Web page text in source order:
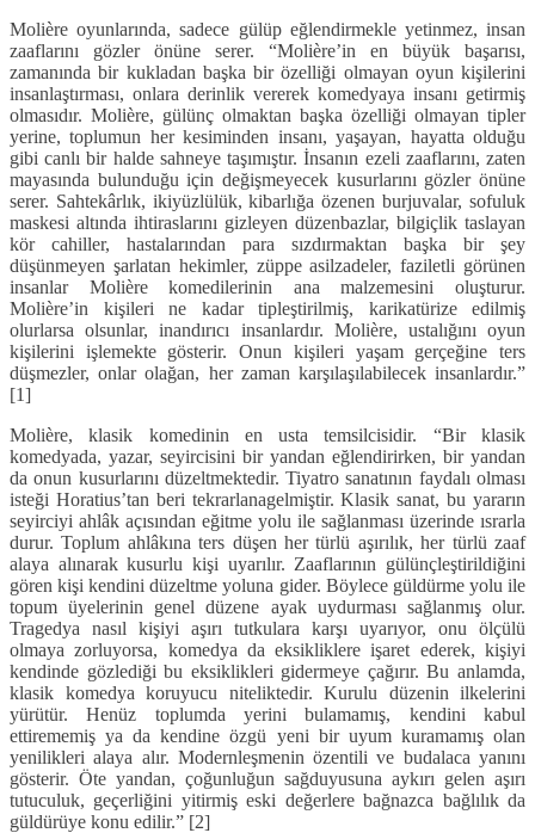
Molière oyunlarında, sadece gülüp eğlendirmekle yetinmez, insan
zaaflarını gözler önüne serer. “Molière’in en büyük başarısı,
zamanında bir kukladan başka bir özelliği olmayan oyun kişilerini
insanlaştırması, onlara derinlik vererek komedyaya insanı getirmiş
olmasıdır. Molière, gülünç olmaktan başka özelliği olmayan tipler
yerine, toplumun her kesiminden insanı, yaşayan, hayatta olduğu
gibi canlı bir halde sahneye taşımıştır. İnsanın ezeli zaaflarını, zaten
mayasında bulunduğu için değişmeyecek kusurlarını gözler önüne
serer. Sahtekârlık, ikiyüzlülük, kibarlığa özenen burjuvalar, sofuluk
maskesi altında ihtiraslarını gizleyen düzenbazlar, bilgiçlik taslayan
kör cahiller, hastalarından para sızdırmaktan başka bir şey
düşünmeyen şarlatan hekimler, züppe asilzadeler, faziletli görünen
insanlar Molière komedilerinin ana malzemesini oluşturur.
Molière’in kişileri ne kadar tipleştirilmiş, karikatürize edilmiş
olurlarsa olsunlar, inandırıcı insanlardır. Molière, ustalığını oyun
kişilerini işlemekte gösterir. Onun kişileri yaşam gerçeğine ters
düşmezler, onlar olağan, her zaman karşılaşılabilecek insanlardır.”
[1]
Molière, klasik komedinin en usta temsilcisidir. “Bir klasik
komedyada, yazar, seyircisini bir yandan eğlendirirken, bir yandan
da onun kusurlarını düzeltmektedir. Tiyatro sanatının faydalı olması
isteği Horatius’tan beri tekrarlanagelmiştir. Klasik sanat, bu yararın
seyirciyi ahlâk açısından eğitme yolu ile sağlanması üzerinde ısrarla
durur. Toplum ahlâkına ters düşen her türlü aşırılık, her türlü zaaf
alaya alınarak kusurlu kişi uyarılır. Zaaflarının gülünçleştirildiğini
gören kişi kendini düzeltme yoluna gider. Böylece güldürme yolu ile
topum üyelerinin genel düzene ayak uydurması sağlanmış olur.
Tragedya nasıl kişiyi aşırı tutkulara karşı uyarıyor, onu ölçülü
olmaya zorluyorsa, komedya da eksikliklere işaret ederek, kişiyi
kendinde gözlediği bu eksiklikleri gidermeye çağırır. Bu anlamda,
klasik komedya koruyucu niteliktedir. Kurulu düzenin ilkelerini
yürütür. Henüz toplumda yerini bulamamış, kendini kabul
ettirememiş ya da kendine özgü yeni bir uyum kuramamış olan
yenilikleri alaya alır. Modernleşmenin özentili ve budalaca yanını
gösterir. Öte yandan, çoğunluğun sağduyusuna aykırı gelen aşırı
tutuculuk, geçerliğini yitirmiş eski değerlere bağnazca bağlılık da
güldürüye konu edilir.” [2]